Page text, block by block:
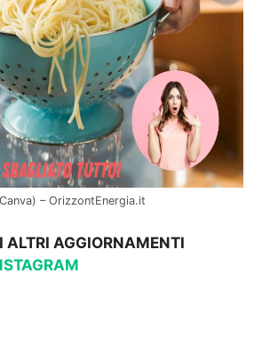
– OrizzontEnergia.it
ALTRI AGGIORNAMENTI